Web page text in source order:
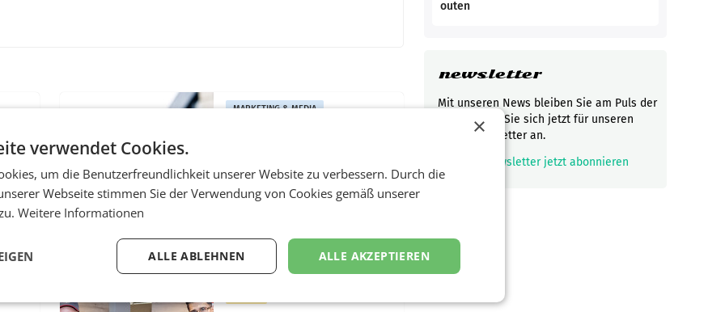
Post
MARKETING & MEDIA
Gewinn
UNTERFÖHRING/MAILAND/AMSTERDAM.
ProSiebenSat.1 hat im Frühjahr
dank Kostensenkungen
operativ wieder Gewinn
Markterwartung deutlich
outen
newsletter
Mit unseren News bleiben Sie am Puls der
Zeit! Melden Sie sich jetzt für unseren
gratis Newsletter an.
Newsletter jetzt abonnieren
×
verwendet Cookies.
um die Benutzerfreundlichkeit unserer Website zu verbessern. Durch die
Webseite stimmen Sie der Verwendung von Cookies gemäß unserer
Weitere Informationen
ALLE AKZEPTIEREN
ALLE ABLEHNEN